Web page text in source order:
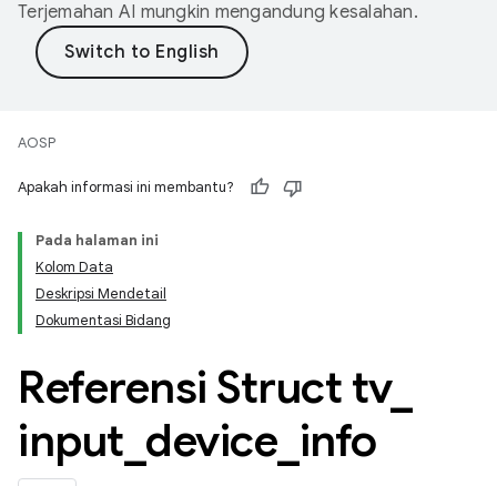
Terjemahan AI mungkin mengandung kesalahan.
AOSP
Apakah informasi ini membantu?
Pada halaman ini
Kolom Data
Deskripsi Mendetail
Dokumentasi Bidang
Referensi Struct tv_
input device info